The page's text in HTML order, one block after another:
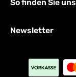
So finden Sie uns
Newsletter